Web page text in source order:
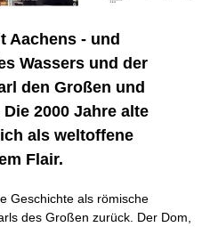
Aachens - und
Wassers und der
den Großen und
2000 Jahre alte
als weltoffene
Flair.
Geschichte als römische
des Großen zurück. Der Dom,